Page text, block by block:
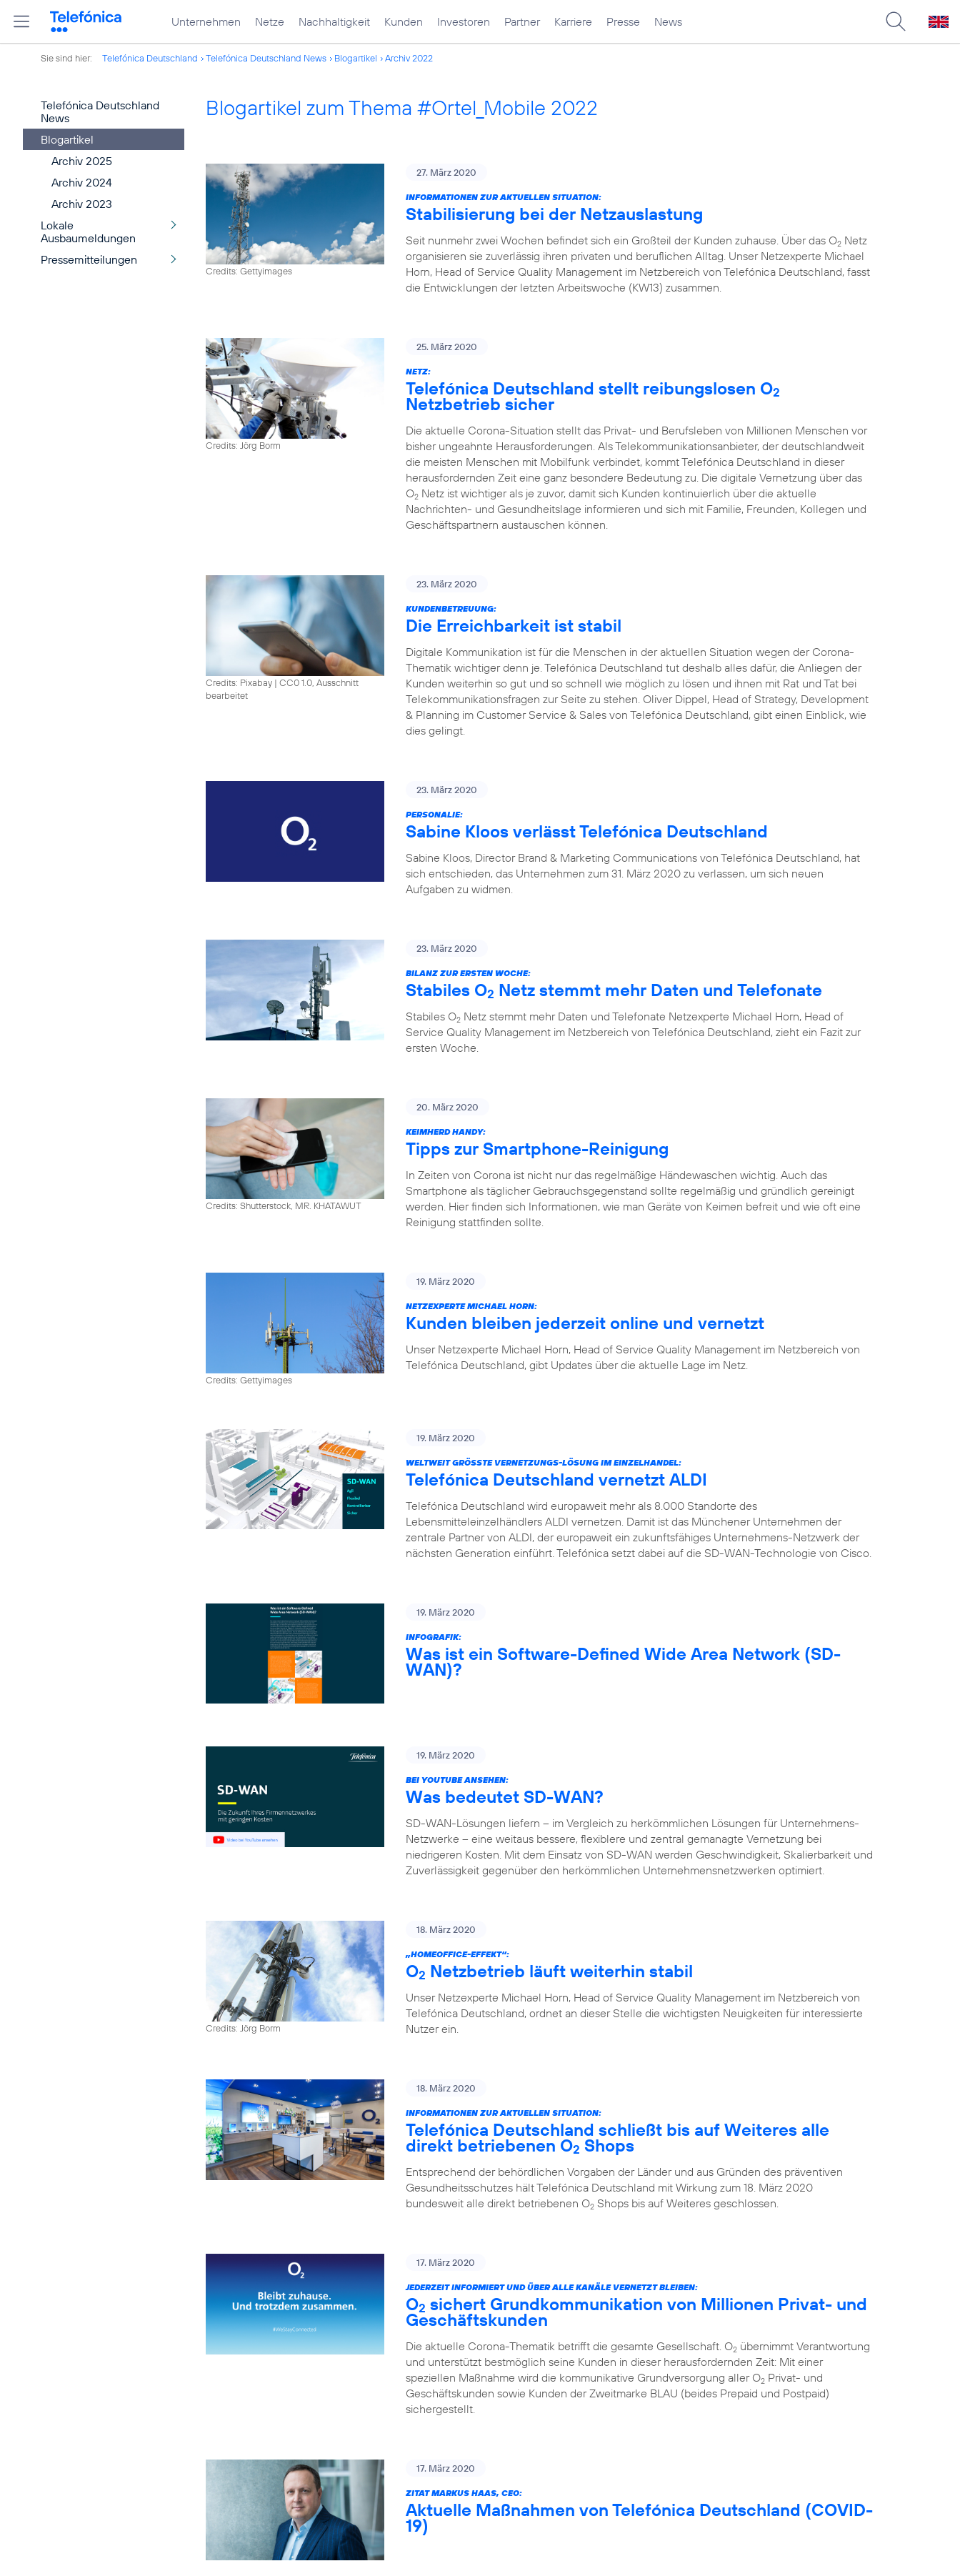
Unternehmen Netze Nachhaltigkeit Kunden Investoren Partner Karriere Presse News
Sie sind hier: Telefónica Deutschland Telefónica Deutschland News Blogartikel Archiv 2022
Telefónica Deutschland
News
Blogartikel
Archiv 2025
Archiv 2024
Archiv 2023
Lokale
Ausbaumeldungen
Pressemitteilungen
Blogartikel zum Thema #Ortel_Mobile 2022
Credits: Gettyimages
27. März 2020
INFORMATIONEN ZUR AKTUELLEN SITUATION:
Stabilisierung bei der Netzauslastung
Seit nunmehr zwei Wochen befindet sich ein Großteil der Kunden zuhause. Über das O2 Netz
organisieren sie zuverlässig ihren privaten und beruflichen Alltag. Unser Netzexperte Michael
Horn, Head of Service Quality Management im Netzbereich von Telefónica Deutschland, fasst
die Entwicklungen der letzten Arbeitswoche (KW13) zusammen.
Credits: Jörg Borm
25. März 2020
NETZ:
Telefónica Deutschland stellt reibungslosen O2
Netzbetrieb sicher
Die aktuelle Corona-Situation stellt das Privat- und Berufsleben von Millionen Menschen vor
bisher ungeahnte Herausforderungen. Als Telekommunikationsanbieter, der deutschlandweit
die meisten Menschen mit Mobilfunk verbindet, kommt Telefónica Deutschland in dieser
herausfordernden Zeit eine ganz besondere Bedeutung zu. Die digitale Vernetzung über das
O2 Netz ist wichtiger als je zuvor, damit sich Kunden kontinuierlich über die aktuelle
Nachrichten- und Gesundheitslage informieren und sich mit Familie, Freunden, Kollegen und
Geschäftspartnern austauschen können.
Credits: Pixabay | CC0 1.0, Ausschnitt
bearbeitet
23. März 2020
KUNDENBETREUUNG:
Die Erreichbarkeit ist stabil
Digitale Kommunikation ist für die Menschen in der aktuellen Situation wegen der Corona-
Thematik wichtiger denn je. Telefónica Deutschland tut deshalb alles dafür, die Anliegen der
Kunden weiterhin so gut und so schnell wie möglich zu lösen und ihnen mit Rat und Tat bei
Telekommunikationsfragen zur Seite zu stehen. Oliver Dippel, Head of Strategy, Development
& Planning im Customer Service & Sales von Telefónica Deutschland, gibt einen Einblick, wie
dies gelingt.
23. März 2020
PERSONALIE:
Sabine Kloos verlässt Telefónica Deutschland
Sabine Kloos, Director Brand & Marketing Communications von Telefónica Deutschland, hat
sich entschieden, das Unternehmen zum 31. März 2020 zu verlassen, um sich neuen
Aufgaben zu widmen.
23. März 2020
BILANZ ZUR ERSTEN WOCHE:
Stabiles O2 Netz stemmt mehr Daten und Telefonate
Stabiles O2 Netz stemmt mehr Daten und Telefonate Netzexperte Michael Horn, Head of
Service Quality Management im Netzbereich von Telefónica Deutschland, zieht ein Fazit zur
ersten Woche.
Credits: Shutterstock, MR. KHATAWUT
20. März 2020
KEIMHERD HANDY:
Tipps zur Smartphone-Reinigung
In Zeiten von Corona ist nicht nur das regelmäßige Händewaschen wichtig. Auch das
Smartphone als täglicher Gebrauchsgegenstand sollte regelmäßig und gründlich gereinigt
werden. Hier finden sich Informationen, wie man Geräte von Keimen befreit und wie oft eine
Reinigung stattfinden sollte.
Credits: Gettyimages
19. März 2020
NETZEXPERTE MICHAEL HORN:
Kunden bleiben jederzeit online und vernetzt
Unser Netzexperte Michael Horn, Head of Service Quality Management im Netzbereich von
Telefónica Deutschland, gibt Updates über die aktuelle Lage im Netz.
19. März 2020
WELTWEIT GRÖSSTE VERNETZUNGS-LÖSUNG IM EINZELHANDEL:
Telefónica Deutschland vernetzt ALDI
Telefónica Deutschland wird europaweit mehr als 8.000 Standorte des
Lebensmitteleinzelhändlers ALDI vernetzen. Damit ist das Münchener Unternehmen der
zentrale Partner von ALDI, der europaweit ein zukunftsfähiges Unternehmens-Netzwerk der
nächsten Generation einführt. Telefónica setzt dabei auf die SD-WAN-Technologie von Cisco.
19. März 2020
INFOGRAFIK:
Was ist ein Software-Defined Wide Area Network (SD-
WAN)?
19. März 2020
BEI YOUTUBE ANSEHEN:
Was bedeutet SD-WAN?
SD-WAN-Lösungen liefern – im Vergleich zu herkömmlichen Lösungen für Unternehmens-
Netzwerke – eine weitaus bessere, flexiblere und zentral gemanagte Vernetzung bei
niedrigeren Kosten. Mit dem Einsatz von SD-WAN werden Geschwindigkeit, Skalierbarkeit und
Zuverlässigkeit gegenüber den herkömmlichen Unternehmensnetzwerken optimiert.
Credits: Jörg Borm
18. März 2020
„HOMEOFFICE-EFFEKT“:
O2 Netzbetrieb läuft weiterhin stabil
Unser Netzexperte Michael Horn, Head of Service Quality Management im Netzbereich von
Telefónica Deutschland, ordnet an dieser Stelle die wichtigsten Neuigkeiten für interessierte
Nutzer ein.
18. März 2020
INFORMATIONEN ZUR AKTUELLEN SITUATION:
Telefónica Deutschland schließt bis auf Weiteres alle
direkt betriebenen O2 Shops
Entsprechend der behördlichen Vorgaben der Länder und aus Gründen des präventiven
Gesundheitsschutzes hält Telefónica Deutschland mit Wirkung zum 18. März 2020
bundesweit alle direkt betriebenen O2 Shops bis auf Weiteres geschlossen.
17. März 2020
JEDERZEIT INFORMIERT UND ÜBER ALLE KANÄLE VERNETZT BLEIBEN:
O2 sichert Grundkommunikation von Millionen Privat- und
Geschäftskunden
Die aktuelle Corona-Thematik betrifft die gesamte Gesellschaft. O2 übernimmt Verantwortung
und unterstützt bestmöglich seine Kunden in dieser herausfordernden Zeit: Mit einer
speziellen Maßnahme wird die kommunikative Grundversorgung aller O2 Privat- und
Geschäftskunden sowie Kunden der Zweitmarke BLAU (beides Prepaid und Postpaid)
sichergestellt.
17. März 2020
ZITAT MARKUS HAAS, CEO:
Aktuelle Maßnahmen von Telefónica Deutschland (COVID-
19)